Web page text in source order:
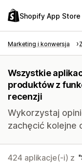
Shopify App Store
Marketing i konwersja
Wszystkie
produktów z
recenzji
Wykorzystaj
zachęcić kolejne
424 aplikacje(-i) z